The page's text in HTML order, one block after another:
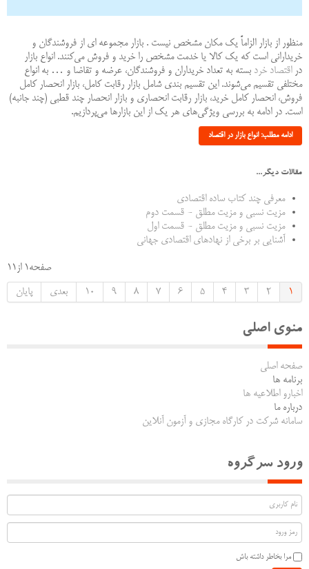
منظور از بازار الزاماً یک مکان مشخص نیست . بازار مجموعه ای از فروشندگان و
خریدارانی است که یک کالا یا خدمت مشخص را خرید و فروش می‌کنند. انواع بازار
دراقتصاد خرد بسته به تعداد خریداران و فروشندگان، عرضه و تقاضا و … به انواع
مختلفی تقسیم می‌شوند. این تقسیم بندی شامل بازار رقابت کامل، بازار انحصار کامل
فروش، انحصار کامل خرید، بازار رقابت انحصاری و بازار انحصار چند قطبی (چند جانبه)
است. در ادامه به بررسی ویژگی‌های هر یک از این بازارها می‌پردازیم.
ادامه مطلب: انواع بازار در اقتصاد
مقالات دیگر...
معرفی چند کتاب ساده اقتصادی
مزیت نسبی و مزیت مطلق - قسمت دوم
مزیت نسبی و مزیت مطلق - قسمت اول
آشنایی بر برخی از نهادهای اقتصادی جهانی
صفحه1 از11
1
2
3
4
5
6
7
8
9
10 بعدی پایان
منوی اصلی
صفحه اصلی
برنامه ها
اخبارو اطلاعیه ها
درباره ما
سامانه شرکت در کارگاه مجازی و آزمون آنلاین
ورود سرگروه
مرا بخاطر داشته باش